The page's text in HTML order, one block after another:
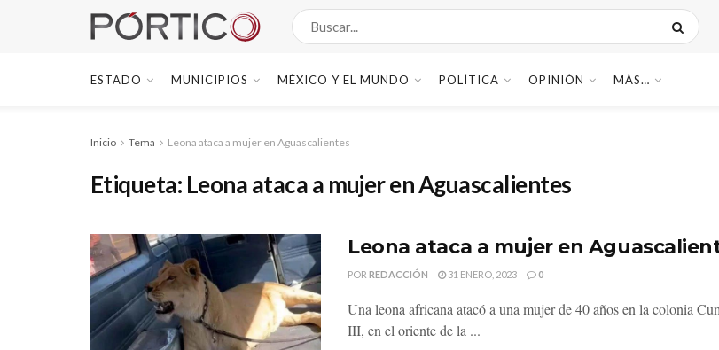
ESTADO MUNICIPIOS MÉXICO Y EL MUNDO POLÍTICA OPINIÓN MÁS…
Inicio Tema Leona ataca a mujer en Aguascalientes
Etiqueta: Leona ataca a mujer en Aguascalientes
Leona ataca a mujer en
POR REDACCIÓN 31 ENERO, 2023 0
Una leona africana atacó a una mujer de 40 años en la colonia
III, en el oriente de la ...